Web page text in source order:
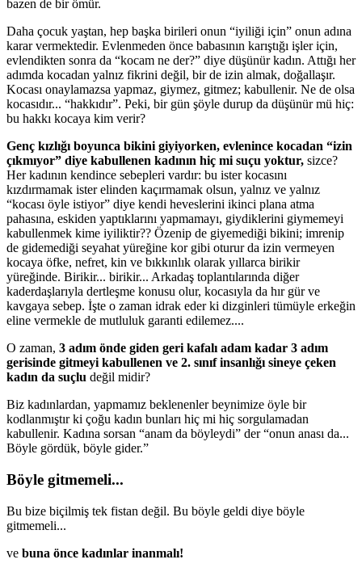
bazen de bir ömür.
Daha çocuk yaştan, hep başka birileri onun “iyiliği için” onun adına
karar vermektedir. Evlenmeden önce babasının karıştığı işler için,
evlendikten sonra da “kocam ne der?” diye düşünür kadın. Attığı her
adımda kocadan yalnız fikrini değil, bir de izin almak, doğallaşır.
Kocası onaylamazsa yapmaz, giymez, gitmez; kabullenir. Ne de olsa
kocasıdır... “hakkıdır”. Peki, bir gün şöyle durup da düşünür mü hiç:
bu hakkı kocaya kim verir?
Genç kızlığı boyunca bikini giyiyorken, evlenince kocadan “izin
çıkmıyor” diye kabullenen kadının hiç mi suçu yoktur, sizce?
Her kadının kendince sebepleri vardır: bu ister kocasını
kızdırmamak ister elinden kaçırmamak olsun, yalnız ve yalnız
“kocası öyle istiyor” diye kendi heveslerini ikinci plana atma
pahasına, eskiden yaptıklarını yapmamayı, giydiklerini giymemeyi
kabullenmek kime iyiliktir?? Özenip de giyemediği bikini; imrenip
de gidemediği seyahat yüreğine kor gibi oturur da izin vermeyen
kocaya öfke, nefret, kin ve bıkkınlık olarak yıllarca birikir
yüreğinde. Birikir... birikir... Arkadaş toplantılarında diğer
kaderdaşlarıyla dertleşme konusu olur, kocasıyla da hır gür ve
kavgaya sebep. İşte o zaman idrak eder ki dizginleri tümüyle erkeğin
eline vermekle de mutluluk garanti edilemez....
O zaman, 3 adım önde giden geri kafalı adam kadar 3 adım
gerisinde gitmeyi kabullenen ve 2. sınıf insanlığı sineye çeken
kadın da suçlu değil midir?
Biz kadınlardan, yapmamız beklenenler beynimize öyle bir
kodlanmıştır ki çoğu kadın bunları hiç mi hiç sorgulamadan
kabullenir. Kadına sorsan “anam da böyleydi” der “onun anası da...
Böyle gördük, böyle gider.”
Böyle gitmemeli...
Bu bize biçilmiş tek fistan değil. Bu böyle geldi diye böyle
gitmemeli...
ve buna önce kadınlar inanmalı!